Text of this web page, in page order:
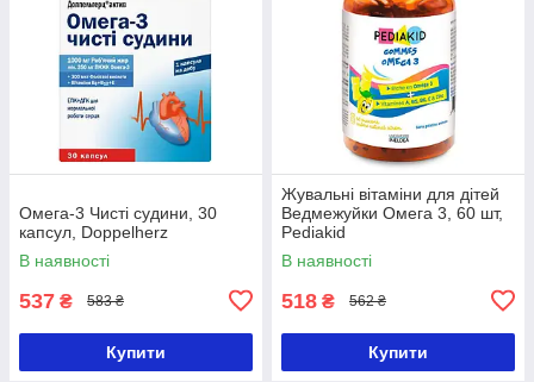
Омега-3 Чисті судини, 30
капсул, Doppelherz
В наявності
537 ₴ 583 ₴
Купити
Жувальні вітаміни для дітей
Ведмежуйки Омега 3, 60 шт,
Pediakid
В наявності
518 ₴ 562 ₴
Купити